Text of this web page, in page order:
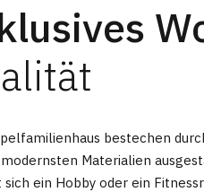
bestechen
Materialien
ein Hobby oder ein